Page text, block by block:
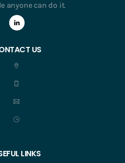
anyone can do it.
US
LINKS